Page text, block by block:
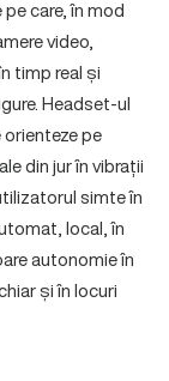
care, în mod
video,
timp real și
Headset-ul
pe
din jur în vibrații
simte în
local, în
autonomie în
și în locuri